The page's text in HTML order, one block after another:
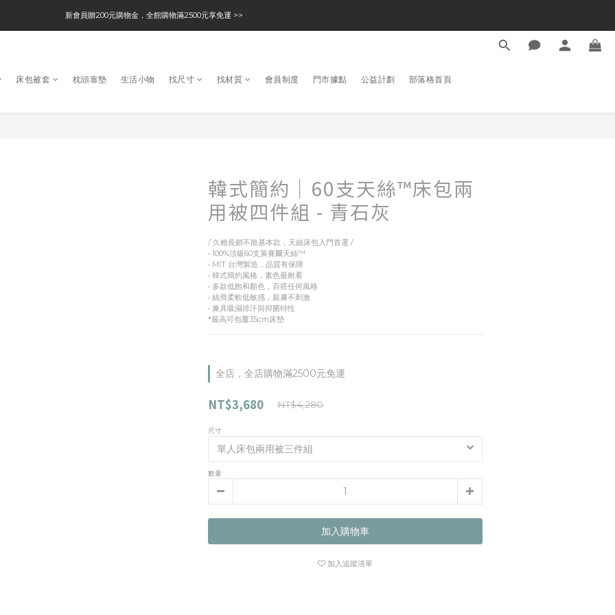
新會員贈200元購物金，全館購物滿2500元享免運 >>
床包被套 枕頭靠墊 生活小物 找尺寸 找材質 會員制度 門市據點 公益計劃 部落格首頁
韓式簡約｜60支天絲™床包兩
用被四件組 - 青石灰
/ 久賴長銷不敗基本款，天絲床包入門首選 /
• 100%頂級60支萊賽爾天絲™
• MIT 台灣製造，品質有保障
• 韓式簡約風格，素色最耐看
• 多款低飽和顏色，百搭任何風格
• 絲滑柔軟低敏感，親膚不刺激
• 兼具吸濕排汗與抑菌特性
*最高可包覆35cm床墊
全店，全店購物滿2500元免運
NT$4,280
NT$3,680
尺寸
數量
加入購物車
加入追蹤清單